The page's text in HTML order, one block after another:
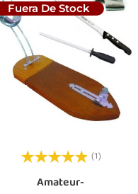
Fuera De Stock
(1)
Amateur-